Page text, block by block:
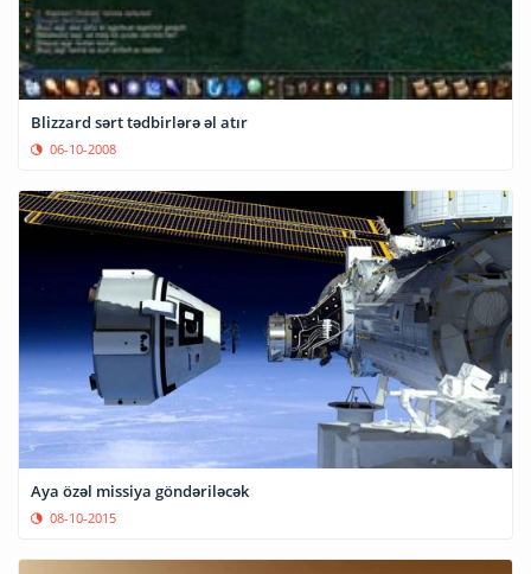
Blizzard sərt tədbirlərə əl atır
06-10-2008
Aya özəl missiya göndəriləcək
08-10-2015